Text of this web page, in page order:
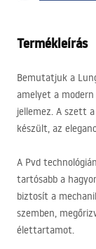
Termékleírás
Bemutatjuk a
amelyet a
jellemez. A szett
készült, az
A Pvd
tartósabb a
biztosít a
szemben,
élettartamot.